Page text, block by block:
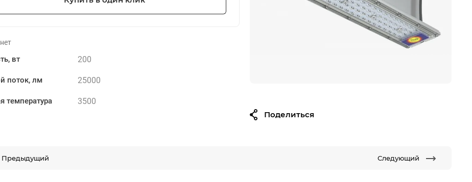
нет
вт 200
поток, лм 25000
температура
3500
Поделиться
Предыдущий Следующий